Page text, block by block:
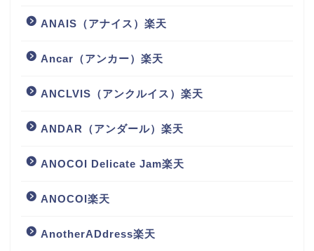
ANAIS（アナイス）楽天
Ancar（アンカー）楽天
ANCLVIS（アンクルイス）楽天
ANDAR（アンダール）楽天
ANOCOI Delicate Jam楽天
ANOCOI楽天
AnotherADdress楽天